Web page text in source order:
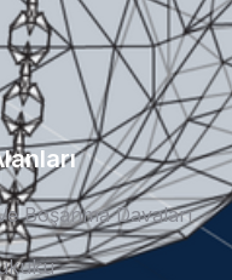
Boşanma Davaları